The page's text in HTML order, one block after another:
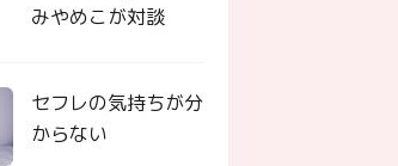
みやめこが対談
セフレの気持ちが分
からない